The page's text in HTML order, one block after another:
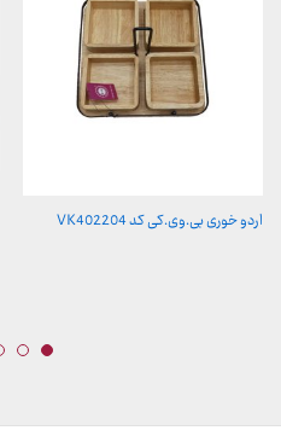
اردو خوری بی.وی.کی کد VK402204